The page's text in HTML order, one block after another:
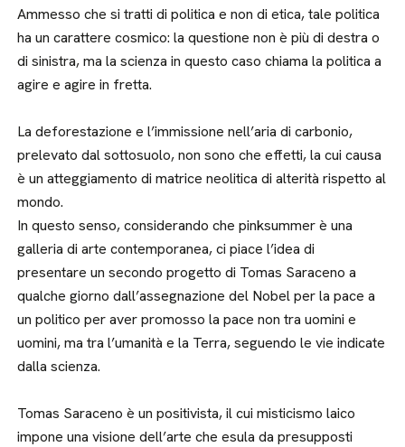
Ammesso che si tratti di politica e non di etica, tale politica
ha un carattere cosmico: la questione non è più di destra o
di sinistra, ma la scienza in questo caso chiama la politica a
agire e agire in fretta.
La deforestazione e l’immissione nell’aria di carbonio,
prelevato dal sottosuolo, non sono che effetti, la cui causa
è un atteggiamento di matrice neolitica di alterità rispetto al
mondo.
In questo senso, considerando che pinksummer è una
galleria di arte contemporanea, ci piace l’idea di
presentare un secondo progetto di Tomas Saraceno a
qualche giorno dall’assegnazione del Nobel per la pace a
un politico per aver promosso la pace non tra uomini e
uomini, ma tra l’umanità e la Terra, seguendo le vie indicate
dalla scienza.
Tomas Saraceno è un positivista, il cui misticismo laico
impone una visione dell’arte che esula da presupposti